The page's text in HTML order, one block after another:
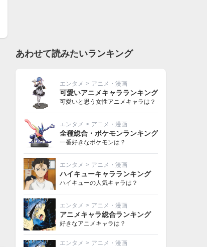
あわせて読みたいランキング
エンタメ > アニメ・漫画
可愛いアニメキャラランキング
可愛いと思う女性アニメキャラは？
エンタメ > アニメ・漫画
全種総合・ポケモンランキング
一番好きなポケモンは？
エンタメ > アニメ・漫画
ハイキューキャラランキング
ハイキューの人気キャラは？
エンタメ > アニメ・漫画
アニメキャラ総合ランキング
好きなアニメキャラは？
エンタメ > アニメ・漫画